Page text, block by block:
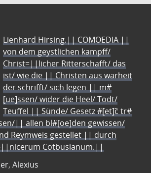
Lienhard Hirsing.|| COMOEDIA ||
von dem geystlichen kampff/
Christ=||licher Ritterschafft/ das
ist/ wie die || Christen aus warheit
der schrifft/ sich legen || m#
[ue]ssen/ wider die Heel/ Todt/
Teuffel || Sünde/ Gesetz #[et]c̃ tr#
|| allen bl#[oe]den gewissen/
Reymweis gestellet || durch
Cotbusianum.||
Alexius